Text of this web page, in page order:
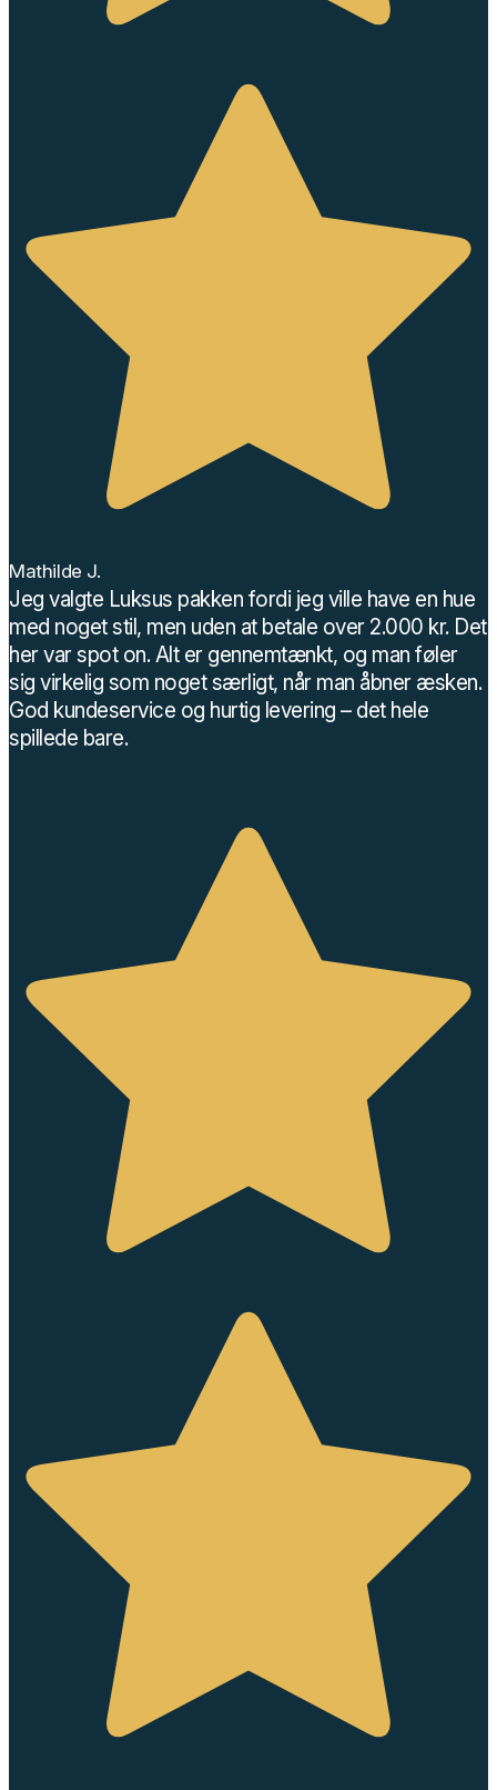
Mathilde J.
Jeg valgte Luksus pakken fordi jeg ville have en hue
med noget stil, men uden at betale over 2.000 kr. Det
her var spot on. Alt er gennemtænkt, og man føler
sig virkelig som noget særligt, når man åbner æsken.
God kundeservice og hurtig levering – det hele
spillede bare.